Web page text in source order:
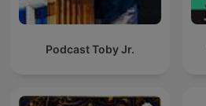
Podcast Toby Jr.